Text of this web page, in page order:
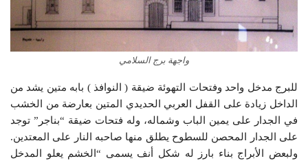
واجهة برج السلامي
للبرج مدخل واحد وفتحات التهوئة ضيقة ( النوافذ ) بابه متين يشد من
الداخل زيادة على القفل العربي الحديدي المتين بعارضة من الخشب
في الجدار على يمين الباب وشماله، وله فتحات ضيقة “بناجر” توجد
على الجدار المحصن للسطوح يطلق منها صاحبه النار على المعتدين.
ولبعض الأبراج بناء بارز له شكل أنف يسمى “الخشم يعلو المدخل